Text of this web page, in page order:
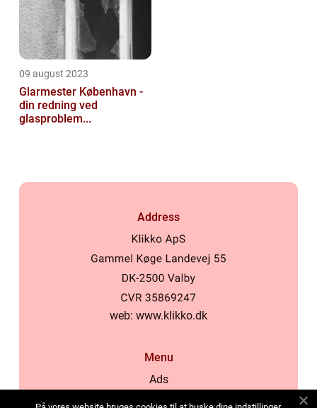
09 august 2023
Glarmester København -
din redning ved
glasproblem...
Address
web: www.klikko.dk
Menu
Ads